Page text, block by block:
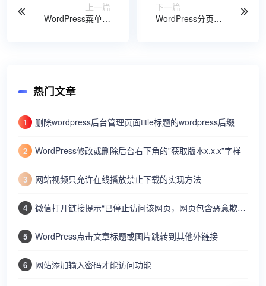
上一篇
WordPress菜单可
下一篇
WordPress分页导
热门文章
1 删除wordpress后台管理页面title标题的wordpress后缀
2 WordPress修改或删除后台右下角的”获取版本x.x.x”字样
3 网站视频只允许在线播放禁止下载的实现方法
4 微信打开链接提示“已停止访问该网页，网页包含恶意欺诈内容…”
5 WordPress点击文章标题或图片跳转到其他外链接
6 网站添加输入密码才能访问功能